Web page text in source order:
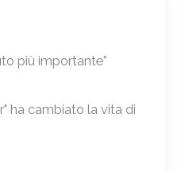
più importante”
ha cambiato la vita di